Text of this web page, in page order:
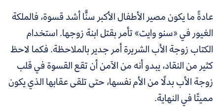
عادةً ما يكون مصير الأطفال الأكبر سنًّا أشد قسوة، فالملكة
الغيور في «سنو وايت» تأمر بقتل ابنة زوجها.استخدام
الكتاب زوجة الأب الشريرة أمر جدير بالملاحظة. فكما لاحظ
كثير من النقاد، يبدو أنه من الآمن أن تقع القسوة في قلب
زوجة الأب بدلًا من الأم نفسها، حتى تلقى عقابها الذي يكون
مميتًا في النهاية.